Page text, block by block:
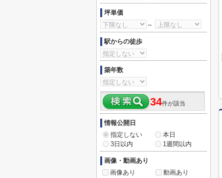
坪単価
～
駅からの徒歩
築年数
34件が該当
情報公開日
指定しない
本日
3日以内
1週間以内
画像・動画あり
画像あり
動画あり